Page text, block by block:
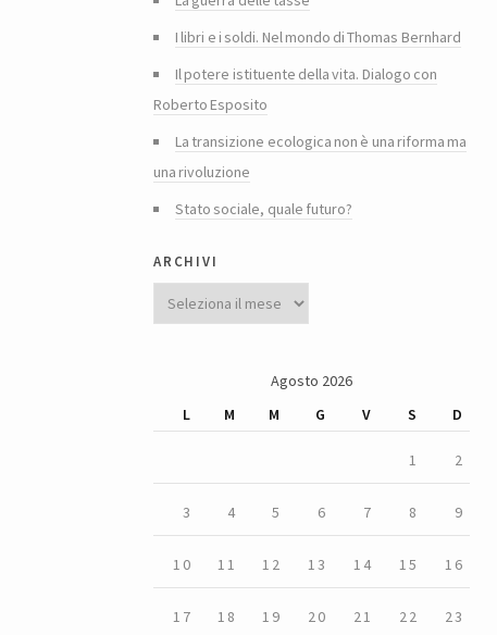
I libri e i soldi. Nel mondo di Thomas Bernhard
Il potere istituente della vita. Dialogo con
Roberto Esposito
La transizione ecologica non è una riforma ma
una rivoluzione
Stato sociale, quale futuro?
archivi
Agosto 2026
L
M M G V S D
1 2
3 4 5 6 7 8 9
10 11 12 13 14 15 16
17 18 19 20 21 22 23